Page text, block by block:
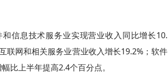
信息技术服务业实现营业收入同比增长10.
联网和相关服务业营业收入增长19.2%；软件
比上半年提高2.4个百分点。